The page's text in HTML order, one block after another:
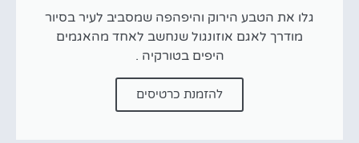
גלו את הטבע הירוק והיפהפה שמסביב לעיר בסיור
מודרך לאגם אוזונגול שנחשב לאחד מהאגמים
היפים בטורקיה .
להזמנת כרטיסים